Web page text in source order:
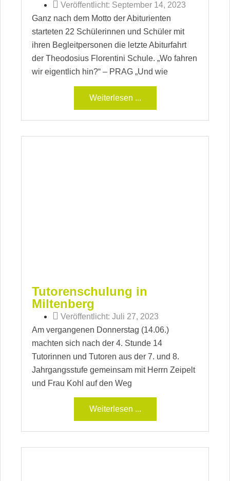
Veröffentlicht: September 14, 2023
Ganz nach dem Motto der Abiturienten
starteten 22 Schülerinnen und Schüler mit
ihren Begleitpersonen die letzte Abiturfahrt
der Theodosius Florentini Schule. „Wo fahren
wir eigentlich hin?“ – PRAG „Und wie
Weiterlesen ...
Tutorenschulung in
Miltenberg
Veröffentlicht: Juli 27, 2023
Am vergangenen Donnerstag (14.06.)
machten sich nach der 4. Stunde 14
Tutorinnen und Tutoren aus der 7. und 8.
Jahrgangsstufe gemeinsam mit Herrn Zeipelt
und Frau Kohl auf den Weg
Weiterlesen ...